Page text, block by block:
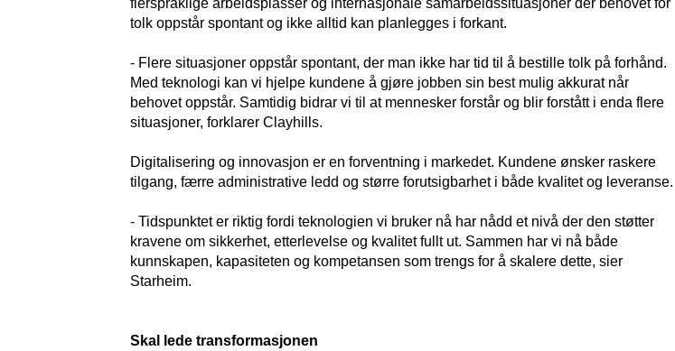
tolk oppstår spontant og ikke alltid kan planlegges i forkant.
- Flere situasjoner oppstår spontant, der man ikke har tid til å bestille tolk på forhånd.
Med teknologi kan vi hjelpe kundene å gjøre jobben sin best mulig akkurat når
behovet oppstår. Samtidig bidrar vi til at mennesker forstår og blir forstått i enda flere
situasjoner, forklarer Clayhills.
Digitalisering og innovasjon er en forventning i markedet. Kundene ønsker raskere
tilgang, færre administrative ledd og større forutsigbarhet i både kvalitet og leveranse.
- Tidspunktet er riktig fordi teknologien vi bruker nå har nådd et nivå der den støtter
kravene om sikkerhet, etterlevelse og kvalitet fullt ut. Sammen har vi nå både
kunnskapen, kapasiteten og kompetansen som trengs for å skalere dette, sier
Starheim.
Skal lede transformasjonen